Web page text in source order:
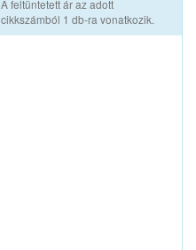
A feltüntetett ár az adott
cikkszámból 1 db-ra vonatkozik.